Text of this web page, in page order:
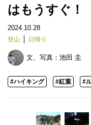
はもうすぐ！
2024.10.28
登山 日帰り
文、写真： 池田 圭
#ハイキング #紅葉 #